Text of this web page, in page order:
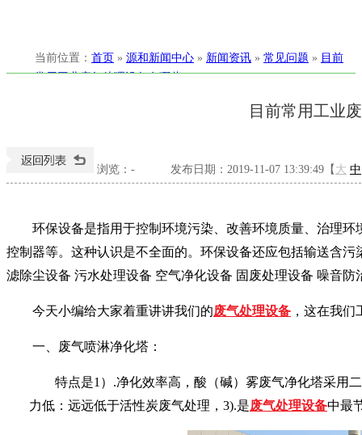
当前位置 ： 首页 » 源和新闻中心 » 新闻资讯 » 常见问题 » 目前
常用工业废气处理设备有哪些？
目前常用工业
浏览： - 发布日期：2019-11-07 13:39:49【 大 中
环保设备是指用于控制环境污染、改善环境质量
治理环
控制器等。这种认识是不全面的。环保设备还应包括输送含
滤除尘设备 污水处理设备 空气净化设备 固废处理设备 噪音防
今天小编给大家着重讲讲我们的废气处理设备 ，这在我
一、废气喷淋净化塔：
特点是1）.净化效率高 ， 酸（碱）雾废气净化塔采用
力低：远远低于活性炭废气处理， 3).是废气处理设备中最